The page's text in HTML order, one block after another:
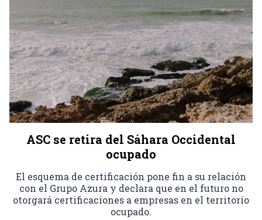
ASC se retira del Sáhara Occidental
ocupado
El esquema de certificación pone fin a su relación
con el Grupo Azura y declara que en el futuro no
otorgará certificaciones a empresas en el territorio
ocupado.